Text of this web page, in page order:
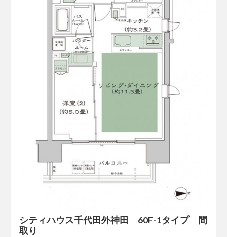
シティハウス千代田外神田 60F-1タイプ 間
取り